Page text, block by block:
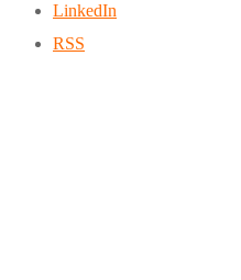
LinkedIn
RSS